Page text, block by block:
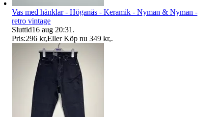
Vas med hänklar - Höganäs - Keramik - Nyman & Nyman -
retro vintage
Sluttid16 aug 20:31 .
Pris:296 kr,Eller Köp nu 349 kr,.